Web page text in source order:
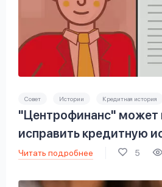
Совет Истории Кредитная история
"Центрофинанс" может
исправить кредитную
Читать подробнее 5